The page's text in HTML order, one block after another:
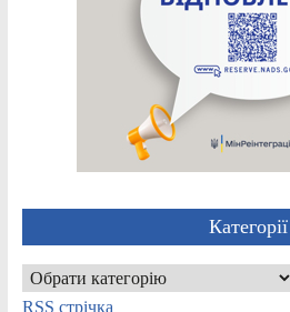
Категорії
Категорії
RSS стрічка